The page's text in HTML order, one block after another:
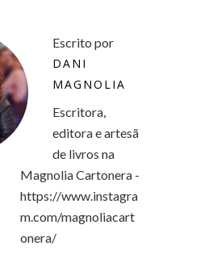
Escrito por
DANI
MAGNOLIA
Escritora,
editora e artesã
de livros na
Magnolia Cartonera -
https://www.instagra
m.com/magnoliacart
onera/